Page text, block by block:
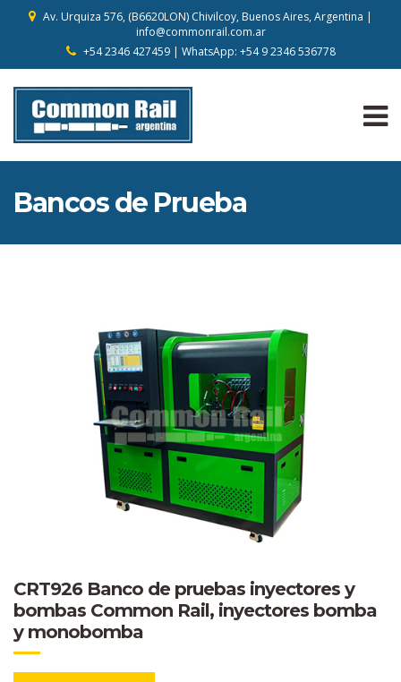
Av. Urquiza 576, (B6620LON) Chivilcoy, Buenos Aires, Argentina |
info@commonrail.com.ar
+54 2346 427459 | WhatsApp: +54 9 2346 536778
Bancos de Prueba
CRT926 Banco de pruebas inyectores y
bombas Common Rail, inyectores bomba
y monobomba